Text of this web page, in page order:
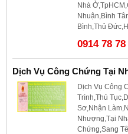
Nhà
Nhuận,Bình
Bình,Thủ
0914 78
Dịch Vụ Công Chứng Tại
Dịch Vụ Công
Trình,Thủ
Sơ,Nhận
Nhượng,Tại
Chứng,Sang